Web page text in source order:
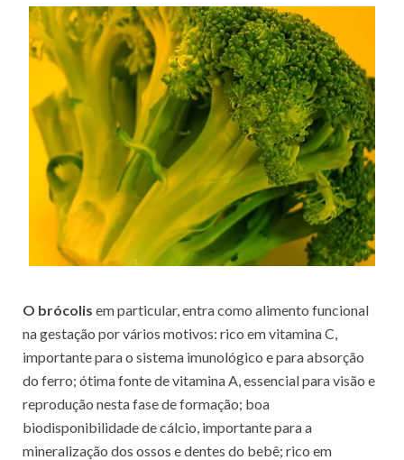
O brócolis em particular, entra como alimento funcional
na gestação por vários motivos: rico em vitamina C,
importante para o sistema imunológico e para absorção
do ferro; ótima fonte de vitamina A, essencial para visão e
reprodução nesta fase de formação; boa
biodisponibilidade de cálcio, importante para a
mineralização dos ossos e dentes do bebê; rico em